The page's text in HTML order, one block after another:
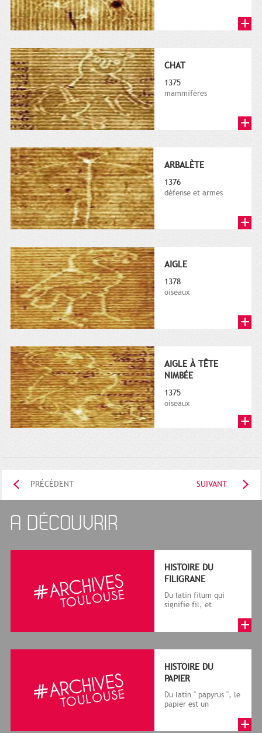
CHAT
1375
mammifères
ARBALÈTE
1376
défense et armes
AIGLE
1378
oiseaux
AIGLE À TÊTE
NIMBÉE
1375
oiseaux
PRÉCÉDENT SUIVANT
A DÉCOUVRIR
HISTOIRE DU
FILIGRANE
Du latin filum qui
signifie fil, et
le cadre de la f...
HISTOIRE DU
PAPIER
Du latin " papyrus ", le
papier est un